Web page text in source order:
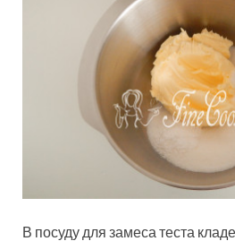
В посуду для замеса теста